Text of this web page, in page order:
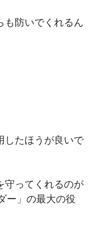
も防いでくれるん
したほうが良いで
守ってくれるのが
ー」の最大の役